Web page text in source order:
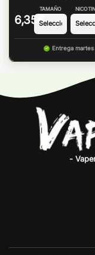
6,35 €
TAMAÑO
Entrega martes
-